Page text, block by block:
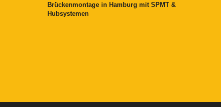
Brückenmontage in Hamburg mit SPMT &
Hubsystemen